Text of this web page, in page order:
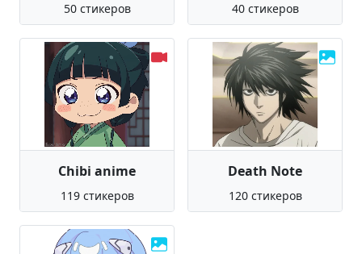
50 стикеров 40 стикеров
Chibi anime
119 стикеров
Death Note
120 стикеров